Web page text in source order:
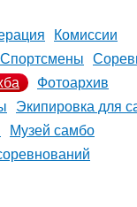
Комиссии
Спортсмены
Фотоархив
Экипировка для
Музей самбо